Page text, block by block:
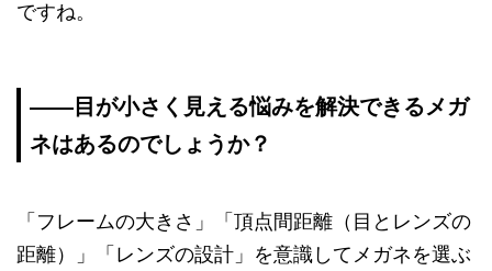
ですね。
—―目が小さく見える悩みを解決できるメガ
ネはあるのでしょうか？
「フレームの大きさ」「頂点間距離（目とレンズの
距離）」「レンズの設計」を意識してメガネを選ぶ